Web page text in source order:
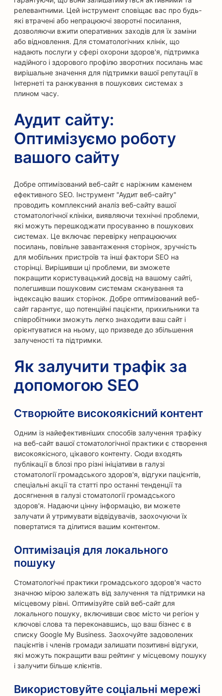
релевантними. Цей інструмент сповіщає вас про будь-
які втрачені або непрацюючі зворотні посилання,
дозволяючи вжити оперативних заходів для їх заміни
або відновлення. Для стоматологічних клінік, що
надають послуги у сфері охорони здоров'я, підтримка
надійного і здорового профілю зворотних посилань має
вирішальне значення для підтримки вашої репутації в
Інтернеті та ранжування в пошукових системах з
плином часу.
Аудит сайту:
Оптимізуємо роботу
вашого сайту
Добре оптимізований веб-сайт є наріжним каменем
ефективного SEO. Інструмент "Аудит веб-сайту"
проводить комплексний аналіз веб-сайту вашої
стоматологічної клініки, виявляючи технічні проблеми,
які можуть перешкоджати просуванню в пошукових
системах. Це включає перевірку непрацюючих
посилань, повільне завантаження сторінок, зручність
для мобільних пристроїв та інші фактори SEO на
сторінці. Вирішивши ці проблеми, ви зможете
покращити користувацький досвід на вашому сайті,
полегшивши пошуковим системам сканування та
індексацію ваших сторінок. Добре оптимізований веб-
сайт гарантує, що потенційні пацієнти, прихильники та
співробітники зможуть легко знаходити ваш сайт і
орієнтуватися на ньому, що призведе до збільшення
залученості та підтримки.
Як залучити трафік за
допомогою SEO
Створюйте високоякісний контент
Одним із найефективніших способів залучення трафіку
на веб-сайт вашої стоматологічної практики є створення
високоякісного, цікавого контенту. Сюди входять
публікації в блозі про різні ініціативи в галузі
стоматології громадського здоров'я, відгуки пацієнтів,
спеціальні акції та статті про останні тенденції та
досягнення в галузі стоматології громадського
здоров'я. Надаючи цінну інформацію, ви можете
залучати й утримувати відвідувачів, заохочуючи їх
повертатися та ділитися вашим контентом.
Оптимізація для локального
пошуку
Стоматологічні практики громадського здоров'я часто
значною мірою залежать від залучення та підтримки на
місцевому рівні. Оптимізуйте свій веб-сайт для
локального пошуку, включивши своє місто чи регіон у
ключові слова та переконавшись, що ваш бізнес є в
списку Google My Business. Заохочуйте задоволених
пацієнтів і членів громади залишати позитивні відгуки,
які можуть покращити ваш рейтинг у місцевому пошуку
і залучити більше клієнтів.
Використовуйте соціальні мережі